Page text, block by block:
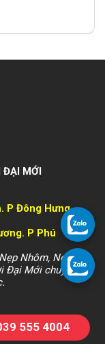
ĐẠI MỚI
P Đông Hưng
P Phú
Nhôm, Nẹp
Đại Mới chuyên
555 4004